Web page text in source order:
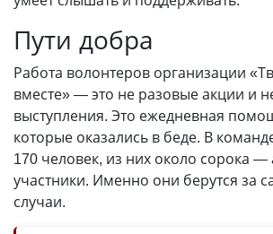
Пути добра
Работа волонтеров организации
вместе» — это не разовые акции и
выступления. Это еже­дневная
которые оказались в беде. В
170 человек, из них около сорока —
участники. Именно они берутся за
случаи.